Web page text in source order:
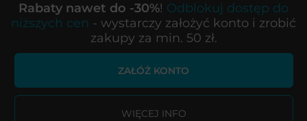
Rabaty nawet do -30%! Odblokuj dostęp do
niższych cen - wystarczy założyć konto i zrobić
zakupy za min. 50 zł.
ZAŁÓŻ KONTO
WIĘCEJ INFO